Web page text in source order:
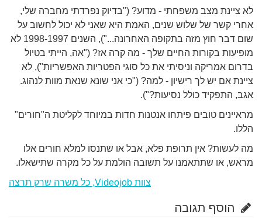
לא ציינת מצב משפחתי - מדוע? ("בדיוק נפרדתי מחברה שלי,
אחרי קשר של שלוש שנים, האמת היא שאני לא יכול לחשוב על
שום דבר חוץ מזה בתקופה האחרונה..."), השנים 1998-1997 לא
מופיעות בקורות החיים שלך - מה קרה אז? ("אה, הייתי בטיול
בדרום אמריקה וניסיתי את כל סוגי הפטריות האפשריות"), לא
ציינת אם יש לך רישיון - למה? ("כי אני שונא שנאת מוות לנהוג.
אגב, התפקיד כולל נסיעות?").
מראיינים טובים פיתחו אנטנות חדות במיוחד לקליטת ה"חורים"
הללו.
מה לעשות? אין תרופת פלא, אבל או שתנסו למלא חורים אלו
מראש, או שתתאמנו על תשובה הולמת על כל מקרה שתישאלו.
צוות Videojob, כל משרה שרק תרצה
הוסף תגובה